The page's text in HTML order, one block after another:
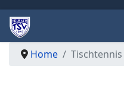
Home Tischtennis